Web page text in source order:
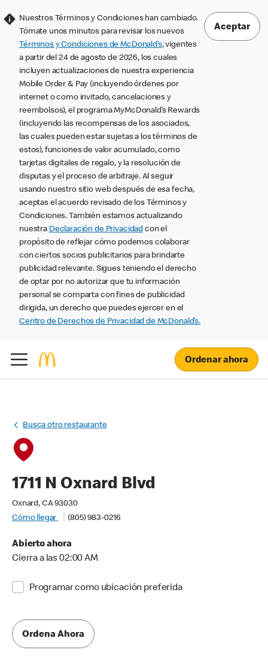
Nuestros Términos y Condiciones han cambiado.
Tómate unos minutos para revisar los nuevos
Términos y Condiciones de McDonald’s, vigentes
a partir del 24 de agosto de 2026, los cuales
incluyen actualizaciones de nuestra experiencia
Mobile Order & Pay (incluyendo órdenes por
internet o como invitado, cancelaciones y
reembolsos), el programa MyMcDonald’s Rewards
(incluyendo las recompensas de los asociados,
las cuales pueden estar sujetas a los términos de
estos), funciones de valor acumulado, como
tarjetas digitales de regalo, y la resolución de
disputas y el proceso de arbitraje. Al seguir
usando nuestro sitio web después de esa fecha,
aceptas el acuerdo revisado de los Términos y
Condiciones. También estamos actualizando
nuestra Declaración de Privacidad con el
propósito de reflejar cómo podemos colaborar
con ciertos socios publicitarios para brindarte
publicidad relevante. Sigues teniendo el derecho
de optar por no autorizar que tu información
personal se comparta con fines de publicidad
dirigida, un derecho que puedes ejercer en el
Centro de Derechos de Privacidad de McDonald’s.
Aceptar
Ordenar ahora
Busca otro restaurante
1711 N Oxnard Blvd
Oxnard, CA 93030
Cómo llegar
(805) 983-0216
Abierto ahora
Cierra a las 02:00 AM
Programar como ubicación preferida
Ordena Ahora